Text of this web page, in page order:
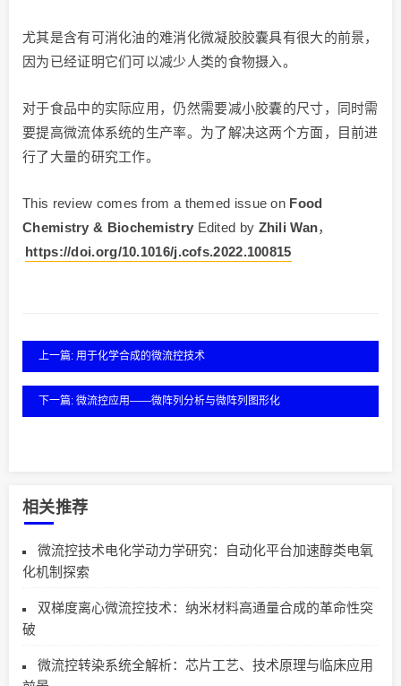
尤其是含有可消化油的难消化微凝胶胶囊具有很大的前景，
因为已经证明它们可以减少人类的食物摄入。
对于食品中的实际应用，仍然需要减小胶囊的尺寸，同时需
要提高微流体系统的生产率。为了解决这两个方面，目前进
行了大量的研究工作。
This review comes from a themed issue on Food
Chemistry & Biochemistry Edited by Zhili Wan，
https://doi.org/10.1016/j.cofs.2022.100815
上一篇: 用于化学合成的微流控技术
下一篇: 微流控应用——微阵列分析与微阵列图形化
相关推荐
微流控技术电化学动力学研究：自动化平台加速醇类电氧
化机制探索
双梯度离心微流控技术：纳米材料高通量合成的革命性突
破
微流控转染系统全解析：芯片工艺、技术原理与临床应用